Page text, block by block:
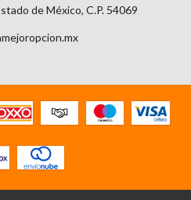
de México, C.P. 54069